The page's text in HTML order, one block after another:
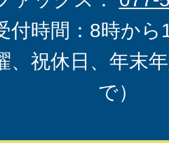
付時間：8時から
、祝休日、年末
で）